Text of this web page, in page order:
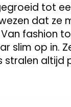
tot
dat ze
fashion
slim op in.
stralen altijd